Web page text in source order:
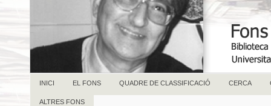
INICI EL FONS QUADRE DE CLASSIFICACIÓ CERCA
ALTRES FONS